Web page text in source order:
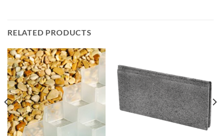
RELATED PRODUCTS